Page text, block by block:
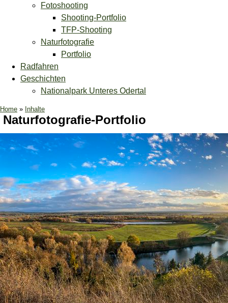
Fotoshooting
Shooting-Portfolio
TFP-Shooting
Naturfotografie
Portfolio
Radfahren
Geschichten
Nationalpark Unteres Odertal
Home » Inhalte
Naturfotografie-Portfolio